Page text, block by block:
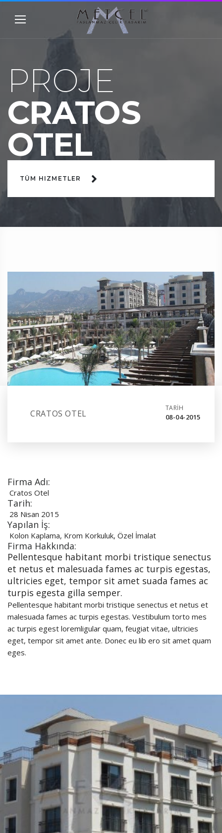
PROJE
CRATOS
OTEL
TÜM HIZMETLER
CRATOS OTEL
TARİH
08-04-2015
Firma Adı:
Cratos Otel
Tarih:
28 Nisan 2015
Yapılan İş:
Kolon Kaplama, Krom Korkuluk, Özel İmalat
Firma Hakkında:
Pellentesque habitant morbi tristique senectus
et netus et malesuada fames ac turpis egestas,
ultricies eget, tempor sit amet suada fames ac
turpis egesta gilla semper.
Pellentesque habitant morbi tristique senectus et netus et
malesuada fames ac turpis egestas. Vestibulum torto mes
ac turpis egest loremligular quam, feugiat vitae, ultricies
eget, tempor sit amet ante. Donec eu lib ero sit amet quam
eges.